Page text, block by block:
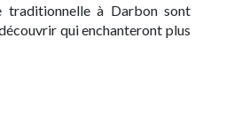
traditionnelle à Darbon sont
qui enchanteront plus